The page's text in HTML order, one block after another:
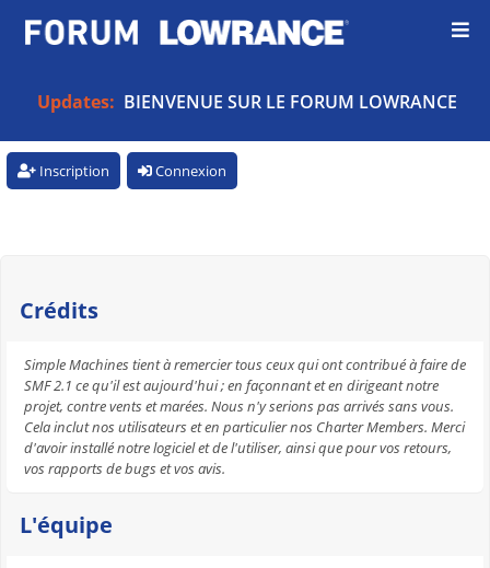
Updates: BIENVENUE SUR LE FORUM LOWRANCE
Inscription Connexion
Crédits
Simple Machines tient à remercier tous ceux qui ont contribué à faire de
SMF 2.1 ce qu'il est aujourd'hui ; en façonnant et en dirigeant notre
projet, contre vents et marées. Nous n'y serions pas arrivés sans vous.
Cela inclut nos utilisateurs et en particulier nos Charter Members. Merci
d'avoir installé notre logiciel et de l'utiliser, ainsi que pour vos retours,
vos rapports de bugs et vos avis.
L'équipe